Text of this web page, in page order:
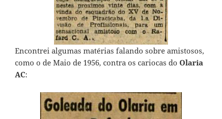
Encontrei algumas matérias falando sobre amistosos,
como o de Maio de 1956, contra os cariocas do Olaria
AC: